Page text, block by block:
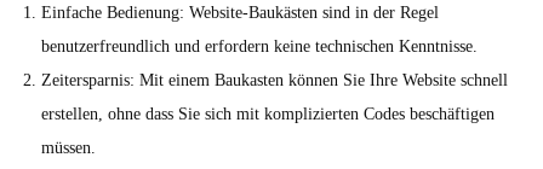
Einfache Bedienung: Website-Baukästen sind in der Regel
benutzerfreundlich und erfordern keine technischen Kenntnisse.
Zeitersparnis: Mit einem Baukasten können Sie Ihre Website schnell
erstellen, ohne dass Sie sich mit komplizierten Codes beschäftigen
müssen.